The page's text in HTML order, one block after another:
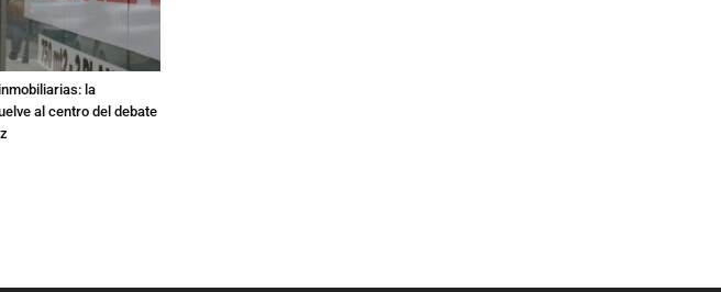
la
al centro del debate